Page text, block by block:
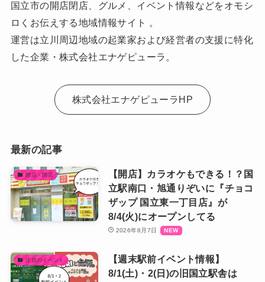
国立市の開店閉店、グルメ、イベント情報などをオモシ
ロくお伝えする地域情報サイト 。
運営は立川周辺地域の起業家および経営者の支援に特化
した企業・株式会社エナゲピューラ。
株式会社エナゲピューラHP
最新の記事
開店・閉店
【開店】カラオケもできる！？国
立駅南口・旭通りぞいに『チョコ
ザップ 国立東一丁目店』が
8/4(火)にオープンしてる
2026年8月7日
注目のイベント
【週末駅前イベント情報】
8/1(土)・2(日)の旧国立駅舎は